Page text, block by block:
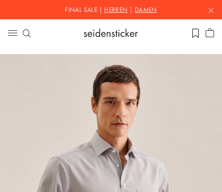
FINAL SALE | HERREN DAMEN